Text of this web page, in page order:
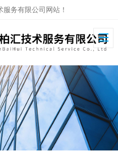
务有限公司网站！